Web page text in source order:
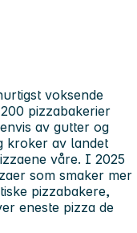
voksende
pizzabakerier
av gutter og
kroker av landet
våre. I 2025
som smaker mer
pizzabakere,
eneste pizza de